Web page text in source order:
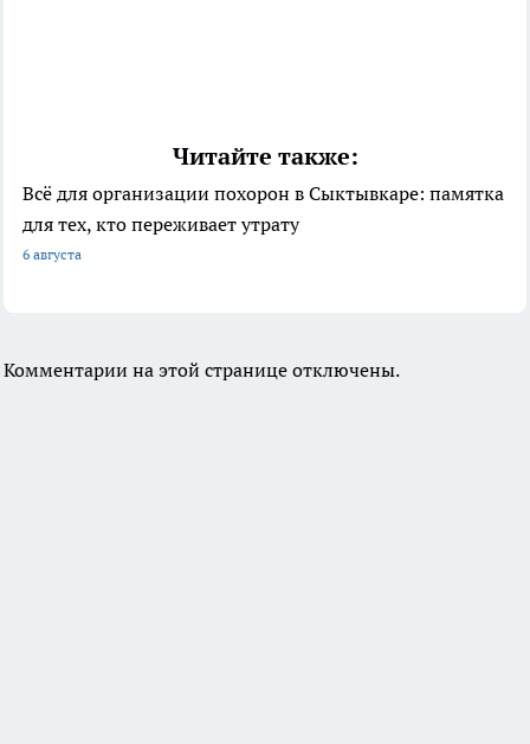
Читайте также:
Всё для организации похорон в Сыктывкаре: памятка
для тех, кто переживает утрату
6 августа
Комментарии на этой странице отключены.